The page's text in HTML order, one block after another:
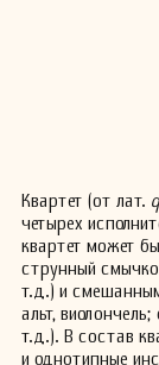
Квартет (от лат.
четырех
квартет может
струнный
т.д.) и
альт,
т.д.). В состав
и однотипные